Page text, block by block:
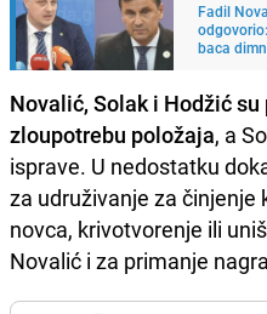
Fadil
baca
Novalić, Solak i Hodžić
zloupotrebu položaja, a
isprave. U nedostatku
za udruživanje za činjenje
novca, krivotvorenje ili
Novalić i za primanje